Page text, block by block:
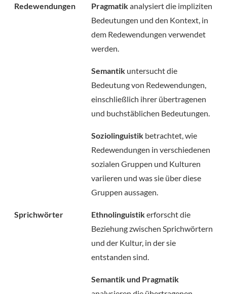
Redewendungen Pragmatikanalysiert die impliziten
Bedeutungen und den Kontext, in
dem Redewendungen verwendet
werden.
Semantik untersucht die
Bedeutung von Redewendungen,
einschließlich ihrer übertragenen
und buchstäblichen Bedeutungen.
Soziolinguistik betrachtet, wie
Redewendungen in verschiedenen
sozialen Gruppen und Kulturen
variieren und was sie über diese
Gruppen aussagen.
Sprichwörter Ethnolinguistikerforscht die
Beziehung zwischen Sprichwörtern
und der Kultur, in der sie
entstanden sind.
Semantik und Pragmatik